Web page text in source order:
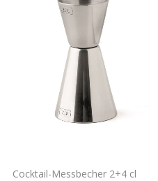
Cocktail-Messbecher 2+4 cl